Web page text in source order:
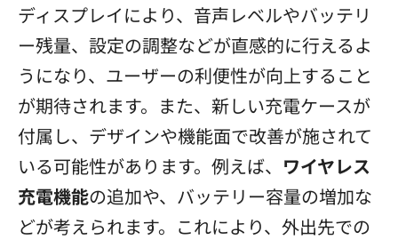
ディスプレイにより、音声レベルやバッテリ
ー残量、設定の調整などが直感的に行えるよ
うになり、ユーザーの利便性が向上すること
が期待されます。また、新しい充電ケースが
付属し、デザインや機能面で改善が施されて
いる可能性があります。例えば、 ワイヤレス
充電機能の追加や、バッテリー容量の増加な
どが考えられます。これにより、外出先での